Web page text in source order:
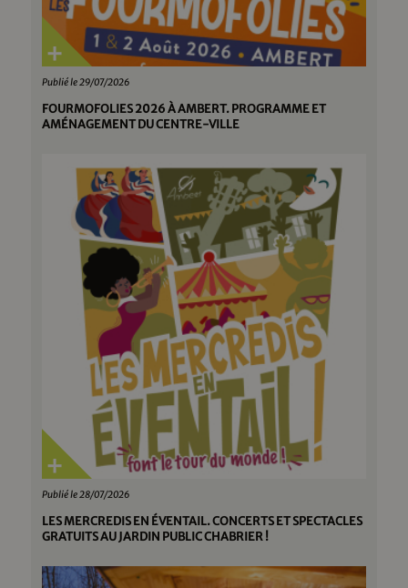
Publié le 29/07/2026
FOURMOFOLIES 2026 À AMBERT. PROGRAMME ET
AMÉNAGEMENT DU CENTRE-VILLE
Publié le 28/07/2026
LES MERCREDIS EN ÉVENTAIL. CONCERTS ET SPECTACLES
GRATUITS AU JARDIN PUBLIC CHABRIER !